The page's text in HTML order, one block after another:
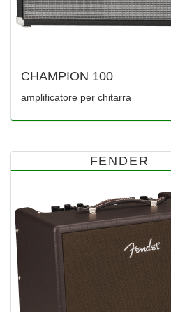
CHAMPION 100
amplificatore per chitarra
FENDER